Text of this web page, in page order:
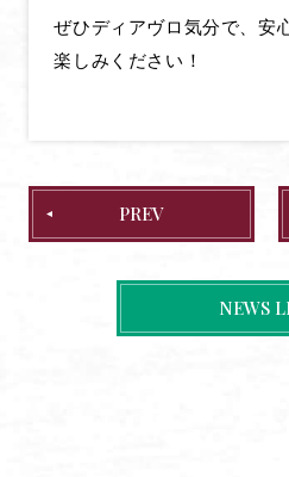
OFFICIAL
ぜひディアヴロ気分で、安
楽しみください！
PREV
NEWS